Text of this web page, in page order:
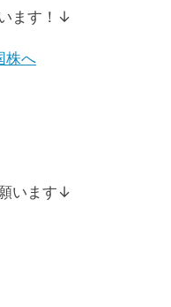
ます！↓
います↓